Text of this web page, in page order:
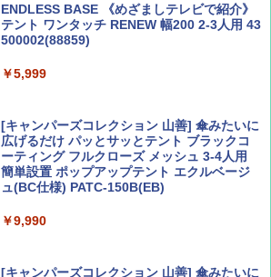
AIRLINE（エアライン）2026年9月号【特
集】ボーイング110周年を祝して！
￥1,760
ァキア 2026～2027 地球の歩き方A ヨーロッ
￥2,277
新しい日本地理 地図・統計・移動から読み
解く (講談社現代新書)
￥1,540
ENDLESS BASE 《めざましテレビで紹介》
テント ワンタッチ RENEW 幅200 2-3人用 43
500002(88859)
￥5,999
[キャンパーズコレクション 山善] 傘みたいに
広げるだけ パッとサッとテント ブラックコ
ーティング フルクローズ メッシュ 3-4人用
簡単設置 ポップアップテント エクルベージ
ュ(BC仕様) PATC-150B(EB)
￥9,990
[キャンパーズコレクション 山善] 傘みたいに